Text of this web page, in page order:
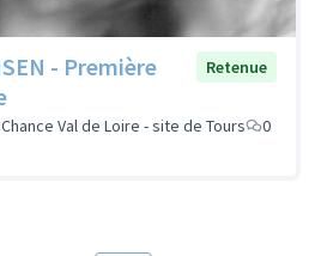
- Première
Retenue
Val de Loire - site de Tours
0